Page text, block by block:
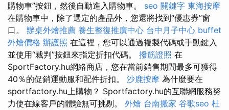
購物車”按鈕，然後自動進入購物車。 seo 關鍵字 東海按摩
在購物車中，除了選定的產品外，您還將找到“優惠券”窗
口。 辦桌外燴推薦 養生整復推廣中心 台中月子中心 buffet
外燴價格 辦護照 在這裡，您可以通過複製代碼或手動鍵入
並使用“裁判”按鈕來指定折扣代碼。 撥筋證照 在
SportFactory.hu網絡商店，您在當前銷售期間最多可獲得
40％的促銷運動服和配件折扣。 沙鹿按摩 為什麼要在
sportfactory.hu上購物？ Sportfactory.hu的互聯網服務努
力使在線客戶的體驗無可挑剔。 外燴 台南搬家 谷歌seo 杜